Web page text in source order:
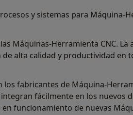
y sistemas para Máquina-
Máquinas-Herramienta CNC. La
alta calidad y productividad en
fabricantes de Máquina-
fácilmente en los nuevos
funcionamiento de nuevas